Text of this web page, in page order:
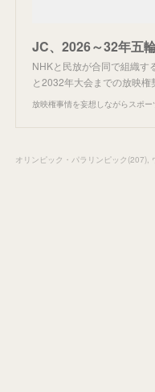
NHKと民放が合同で組織す
と2032年大会までの放映
放映権事情を妄想しながらスポ
オリンピック・パラリンピック (207)